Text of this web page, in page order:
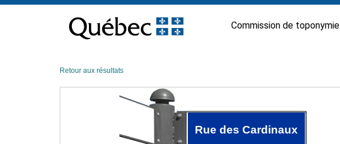
contenu
Commission de toponymie
Retour aux résultats
Rue des Cardinaux